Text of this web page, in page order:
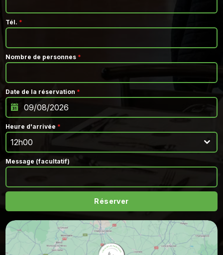
Tél. *
Nombre de personnes *
Date de la réservation *
Heure d'arrivée *
12h00
Message (facultatif)
Réserver